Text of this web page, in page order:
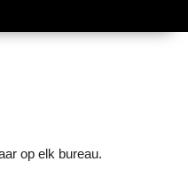
op elk bureau.